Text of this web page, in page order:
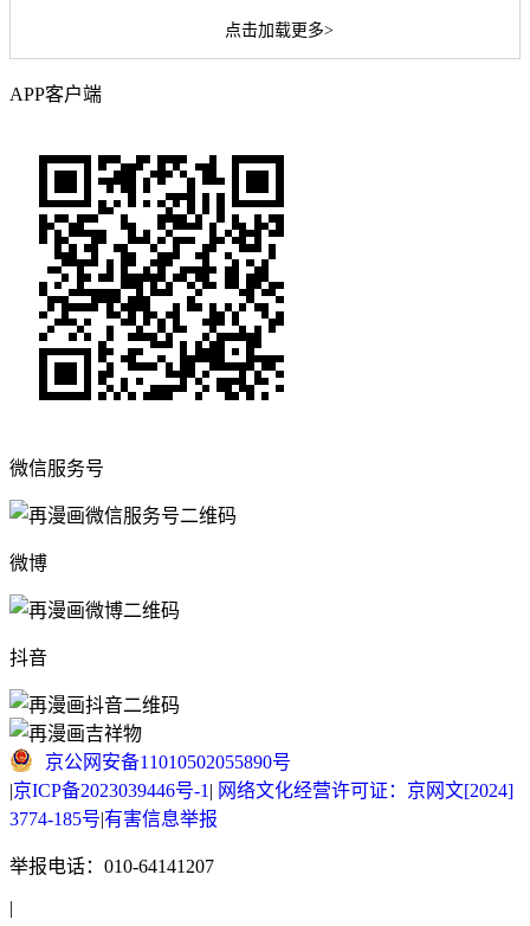
点击加载更多>
APP客户端
微信服务号
微博
抖音
京公网安备11010502055890号
|京ICP备2023039446号-1 | 网络文化经营许可证：京网文[2024]
3774-185号|有害信息举报
举报电话：010-64141207
|